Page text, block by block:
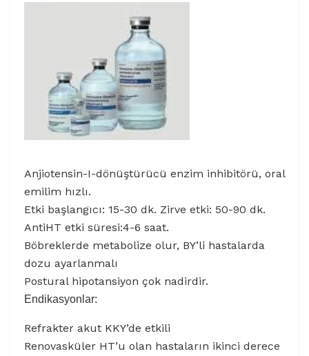
Anjiotensin-I-dönüştürücü enzim inhibitörü, oral
emilim hızlı.
Etki başlangıcı: 15-30 dk. Zirve etki: 50-90 dk.
AntiHT etki süresi:4-6 saat.
Böbreklerde metabolize olur, BY’li hastalarda
dozu ayarlanmalı
Postural hipotansiyon çok nadirdir.
Endikasyonlar:
Refrakter akut KKY’de etkili
Renovasküler HT’u olan hastaların ikinci derece